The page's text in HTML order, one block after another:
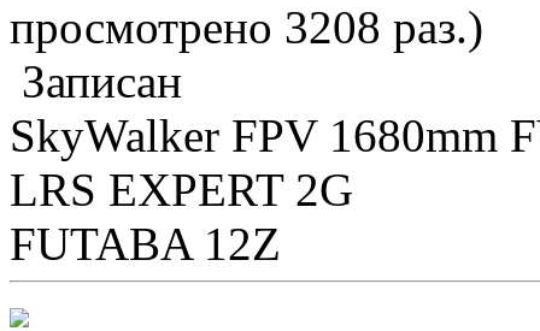
просмотрено 3208 раз.)
Записан
SkyWalker FPV 1680mm
LRS EXPERT 2G
FUTABA 12Z